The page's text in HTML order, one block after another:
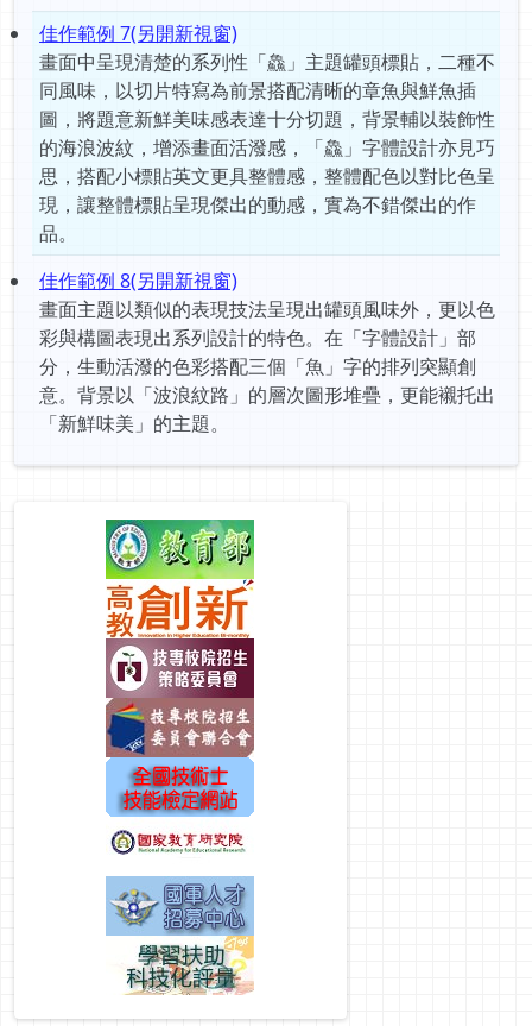
佳作範例 7(另開新視窗)
畫面中呈現清楚的系列性「鱻」主題罐頭標貼，二種不
同風味，以切片特寫為前景搭配清晰的章魚與鮮魚插
圖，將題意新鮮美味感表達十分切題，背景輔以裝飾性
的海浪波紋，增添畫面活潑感，「鱻」字體設計亦見巧
思，搭配小標貼英文更具整體感，整體配色以對比色呈
現，讓整體標貼呈現傑出的動感，實為不錯傑出的作
品。
佳作範例 8(另開新視窗)
畫面主題以類似的表現技法呈現出罐頭風味外，更以色
彩與構圖表現出系列設計的特色。在「字體設計」部
分，生動活潑的色彩搭配三個「魚」字的排列突顯創
意。背景以「波浪紋路」的層次圖形堆疊，更能襯托出
「新鮮味美」的主題。